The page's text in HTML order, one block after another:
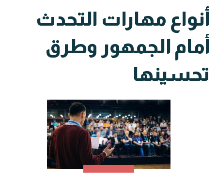
أنواع مهارات التحدث
أمام الجمهور وطرق
تحسينها